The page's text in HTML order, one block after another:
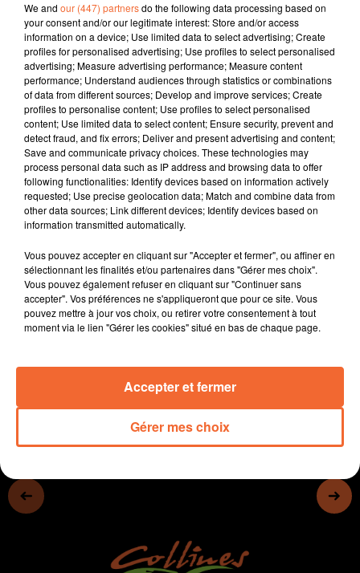
9 novembre 2021 - 15 min 15 sec
JOURNAL DU MARDI 09 NOVEMBRE (SOIR)
Patrice Bémanangy
L'info près de chez vous
La Rectrice de l'Académie ce matin au lycée Jean
Moulin de Thouars où l'on expérimente la fonction de
délégués lycéens du bien être dans l'établissement.
Depuis plus de 3 ans des bénévoles du Secours
Catholique du Bocage Bressuirais aident les foyers
ayant du mal à régler leur facture énergétique.
Samedi prochain, le square de la gare à Bressuire
portera le nom de Pierre et Camille Guérin
" May B " spectacle chorégraphique de référence de la
compagnie Maguy Marin sera donné demain soir au
théâtre de Bressuire.
0:00 15 min 15 sec
We and our (447) partnersdo the following data processing based on
your consent and/or our legitimate interest: Store and/or access
information on a device; Use limited data to select advertising; Create
profiles for personalised advertising; Use profiles to select personalised
advertising; Measure advertising performance; Measure content
performance; Understand audiences through statistics or combinations
of data from different sources; Develop and improve services; Create
profiles to personalise content; Use profiles to select personalised
content; Use limited data to select content; Ensure security, prevent and
detect fraud, and fix errors; Deliver and present advertising and content;
Save and communicate privacy choices. These technologies may
process personal data such as IP address and browsing data to offer
following functionalities: Identify devices based on information actively
requested; Use precise geolocation data; Match and combine data from
other data sources; Link different devices; Identify devices based on
information transmitted automatically.
Vous pouvez accepter en cliquant sur "Accepter et fermer", ou affiner en
sélectionnant les finalités et/ou partenaires dans "Gérer mes choix".
Vous pouvez également refuser en cliquant sur "Continuer sans
accepter". Vos préférences ne s'appliqueront que pour ce site. Vous
pouvez mettre à jour vos choix, ou retirer votre consentement à tout
moment via le lien "Gérer les cookies" situé en bas de chaque page.
Gérer mes choix
Accepter et fermer